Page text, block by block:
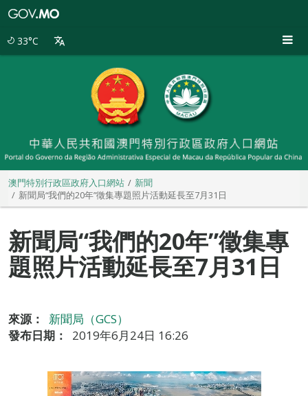
33°C
澳門特別行政區政府入口網站
新聞
新聞局“我們的20年”徵集專題照片活動延長至7月31日
新聞局“我們的20年”徵集專
題照片活動延長至7月31日
來源：
新聞局（GCS）
發布日期：
2019年6月24日 16:26